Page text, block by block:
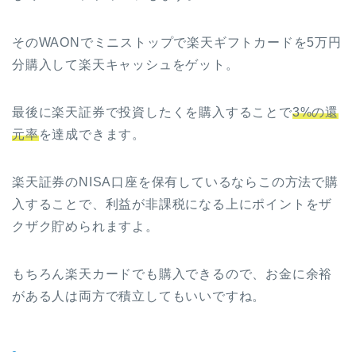
そのWAONでミニストップで楽天ギフトカードを5万円
分購入して楽天キャッシュをゲット。
最後に楽天証券で投資したくを購入することで3%の還
元率を達成できます。
楽天証券のNISA口座を保有しているならこの方法で購
入することで、利益が非課税になる上にポイントをザ
クザク貯められますよ。
もちろん楽天カードでも購入できるので、お金に余裕
がある人は両方で積立してもいいですね。